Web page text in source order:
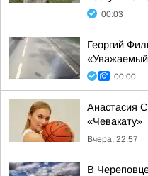
00:03
Георгий
00:00
Анастасия
«Чевакату»
Вчера, 22:57
В